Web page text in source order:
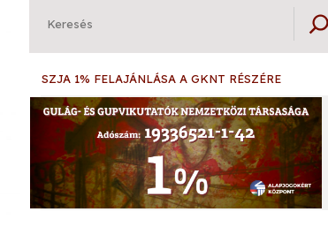
Keresés
SZJA 1% FELAJÁNLÁSA A GKNT RÉSZÉRE